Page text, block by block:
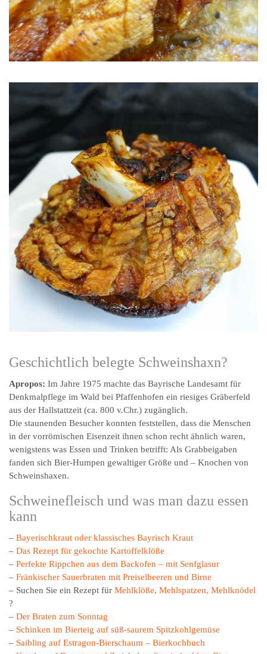
Geschichtlich belegte Schweinshaxn?
Apropos: Im Jahre 1975 machte das Bayrische Landesamt für
Denkmalpflege im Wald bei Pfaffenhofen ein riesiges Gräberfeld
aus der Hallstattzeit (ca. 800 v.Chr.) zugänglich.
Die staunenden Besucher konnten feststellen, dass die Menschen
in der vorrömischen Eisenzeit ihnen schon recht ähnlich waren,
wenigstens was Essen und Trinken betrifft: Als Grabbeigaben
fanden sich Bier-Humpen gewaltiger Größe und – Knochen von
Schweinshaxen.
Schweinefleisch und was man dazu essen
kann
– Bayerischkraut oder klassisches Bayrisch Kraut
– Das Rezept für gekochte Kartoffelklöße
– Perfekte Rippchen aus dem Backofen – mit Senfglasur
– Fränkischer Sauerbraten mit Preiselbeeren und Birne
– Suchen Sie ein Rezept für Mehlklöße, Mehlspatzen, Mehlknödel
?
– Der Braten zum Sonntag
– Schinken im Bierteig auf süß-saurem Spitzkohlgemüse
– Saibling auf Estragon-Bierschaum – Bierkochbuch